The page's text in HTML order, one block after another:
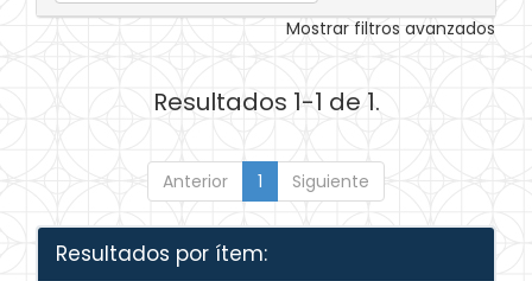
Mostrar filtros avanzados
Resultados 1-1 de 1.
Anterior 1 Siguiente
Resultados por ítem: